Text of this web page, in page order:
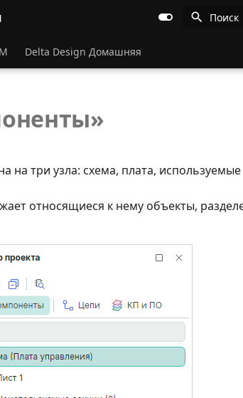
Поиск
Delta Design Домашняя
на три узла: схема, плата, используемые
относящиеся к нему объекты,